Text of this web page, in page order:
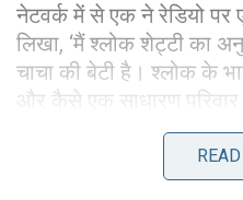
नेटवर्क में से एक ने रेडियो
लिखा, ‘मैं श्लोक शेट्टी का
चाचा की बेटी है। श्लोक के
और कैसे एक साधारण
कई तस्वीरों में रहता है।
रही है। ऐश्वर्या को एक
एक तस्वीर देते हुए देखा गया